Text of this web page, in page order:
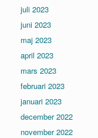
juli 2023
juni 2023
maj 2023
april 2023
mars 2023
februari 2023
januari 2023
december 2022
november 2022